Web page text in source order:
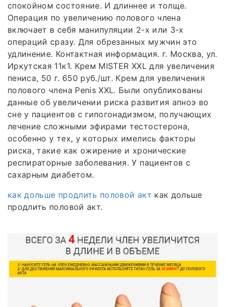
спокойном состояние. И длиннее и толще.
Операция по увеличению полового члена
включает в себя манипуляции 2-х или 3-х
операций сразу. Для обрезанных мужчин это
удлинение. Контактная информация. г. Москва, ул.
Иркутская 11к1. Крем MISTER XXL для увеличения
пениса, 50 г. 650 руб./шт. Крем для увеличения
полового члена Penis XXL. Были опубликованы
данные об увеличении риска развития апноэ во
сне у пациентов с гипогонадизмом, получающих
лечение сложными эфирами тестостерона,
особенно у тех, у которых имелись факторы
риска, такие как ожирение и хронические
респираторные заболевания. У пациентов с
сахарным диабетом.
как дольше продлить половой акт как дольше
продлить половой акт.